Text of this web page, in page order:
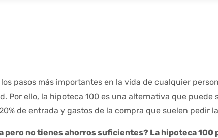
pasos más importantes en la vida de cualquier
Por ello, la hipoteca 100 es una alternativa que
de entrada y gastos de la compra que suelen pedir
pero no tienes ahorros suficientes? La hipoteca